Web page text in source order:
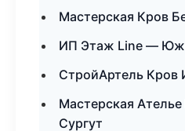
Мастерская Кров
ИП Этаж Line —
СтройАртель Кров
Мастерская
Сургут